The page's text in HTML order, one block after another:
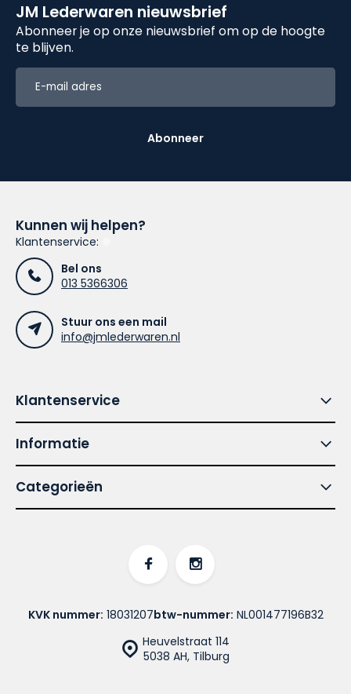
JM Lederwaren nieuwsbrief
Abonneer je op onze nieuwsbrief om op de hoogte
te blijven.
Abonneer
Kunnen wij helpen?
Klantenservice:
Bel ons
013 5366306
Stuur ons een mail
info@jmlederwaren.nl
Klantenservice
Informatie
Categorieën
Heuvelstraat 114
5038 AH, Tilburg
KVK nummer: 18031207btw-nummer: NL001477196B32